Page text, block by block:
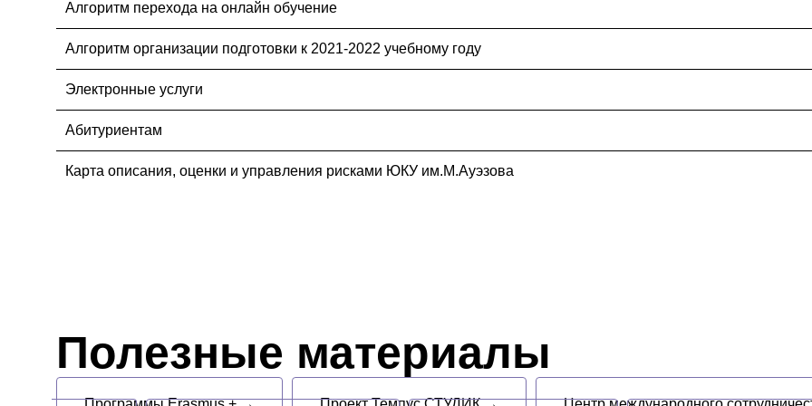
Алгоритм перехода на онлайн обучение
Алгоритм организации подготовки к 2021-2022 учебному году
Электронные услуги
Абитуриентам
Карта описания, оценки и управления рисками ЮКУ им.М.Ауэзова
Полезные материалы